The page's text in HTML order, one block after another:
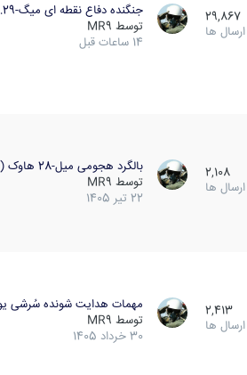
29,867
ارسال ها
جنگنده دفاع نقطه ای میگ-29…
توسط MR9
14 ساعات قبل
2,108
ارسال ها
بالگرد هجومی میل-28 هاوک (…
توسط MR9
22 تیر 1405
2,413
ارسال ها
مهمات هدایت شونده سُرشی
توسط MR9
30 خرداد 1405